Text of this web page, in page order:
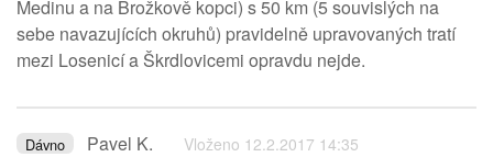
Medinu a na Brožkově kopci) s 50 km (5 souvislých na
sebe navazujících okruhů) pravidelně upravovaných tratí
mezi Losenicí a Škrdlovicemi opravdu nejde.
Dávno Pavel K. Vloženo 12.2.2017 14:35